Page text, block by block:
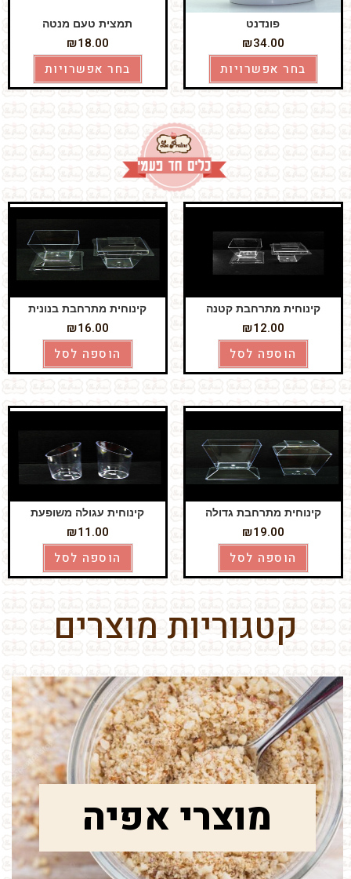
פונדנט
₪34.00
בחר אפשרויות
תמצית טעם מנטה
₪18.00
בחר אפשרויות
קינוחית מתרחבת קטנה
₪12.00
הוספה לסל
קינוחית מתרחבת בנונית
₪16.00
הוספה לסל
קינוחית מתרחבת גדולה
₪19.00
הוספה לסל
קינוחית עגולה משופעת
₪11.00
הוספה לסל
קטגוריות מוצרים
מוצרי אפיה